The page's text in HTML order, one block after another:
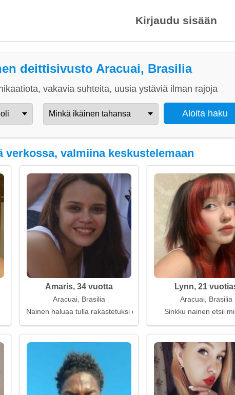
Kirjaudu sisään
deittisivusto Aracuai, Brasilia
vakavia suhteita, uusia ystäviä ilman rajoja
verkossa, valmiina keskustelemaan
Amaris, 34 vuotta
Aracuai, Brasilia
Nainen haluaa tulla rakastetuksi ehdoitta
Lynn, 21
Aracuai, Brasilia
Sinkku nainen etsii